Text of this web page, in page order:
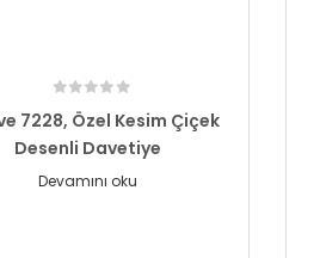
7228, Özel Kesim Çiçek
Desenli Davetiye
Devamını oku